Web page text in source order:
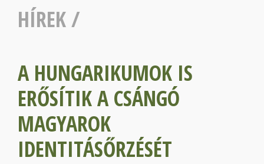
HÍREK/
A HUNGARIKUMOK IS
ERŐSÍTIK A CSÁNGÓ
MAGYAROK
IDENTITÁSŐRZÉSÉT